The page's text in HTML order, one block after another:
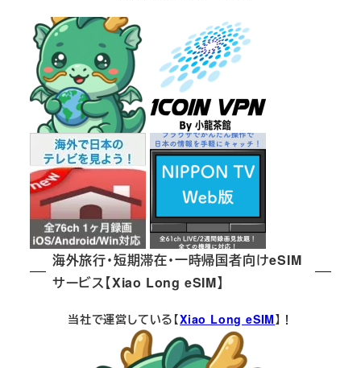
海外旅行・短期滞在・一時帰国者向けeSIM
サービス【Xiao Long eSIM】
当社で運営している【Xiao Long eSIM】！